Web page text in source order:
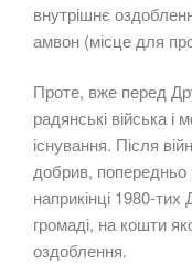
внутрішнє
амвон (місце для
Проте, вже перед
радянські війська
існування. Після
добрив, попередньо
наприкінці 1980-
громаді, на кошти
оздоблення.